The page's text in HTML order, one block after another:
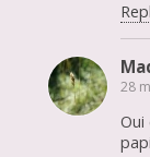
28
Oui